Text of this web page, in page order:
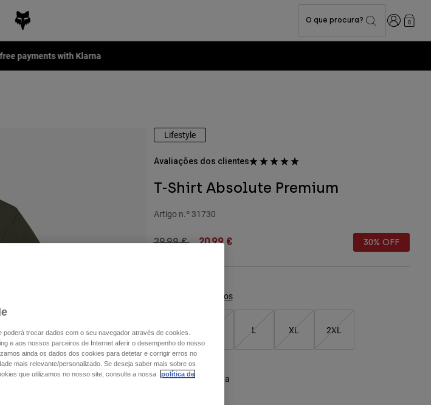
O que procura? Iniciar0
payments with Klarna
Lifestyle
Avaliações dos clientes
T-Shirt Absolute Premium
Artigo n.º 31730
Price reduced from
29,99 €to20,99 € 30% OFF
Guia de Tamanhos
S L XL 2XL
Cor -Verde azeitona
trocar dados com o seu navegador através de cookies.
e aos nossos parceiros de Internet aferir o desempenho do nosso
ainda os dados dos cookies para detetar e corrigir erros no
mais relevante/personalizado. Se deseja saber mais sobre os
que utilizamos no nosso site, consulte a nossa
política de